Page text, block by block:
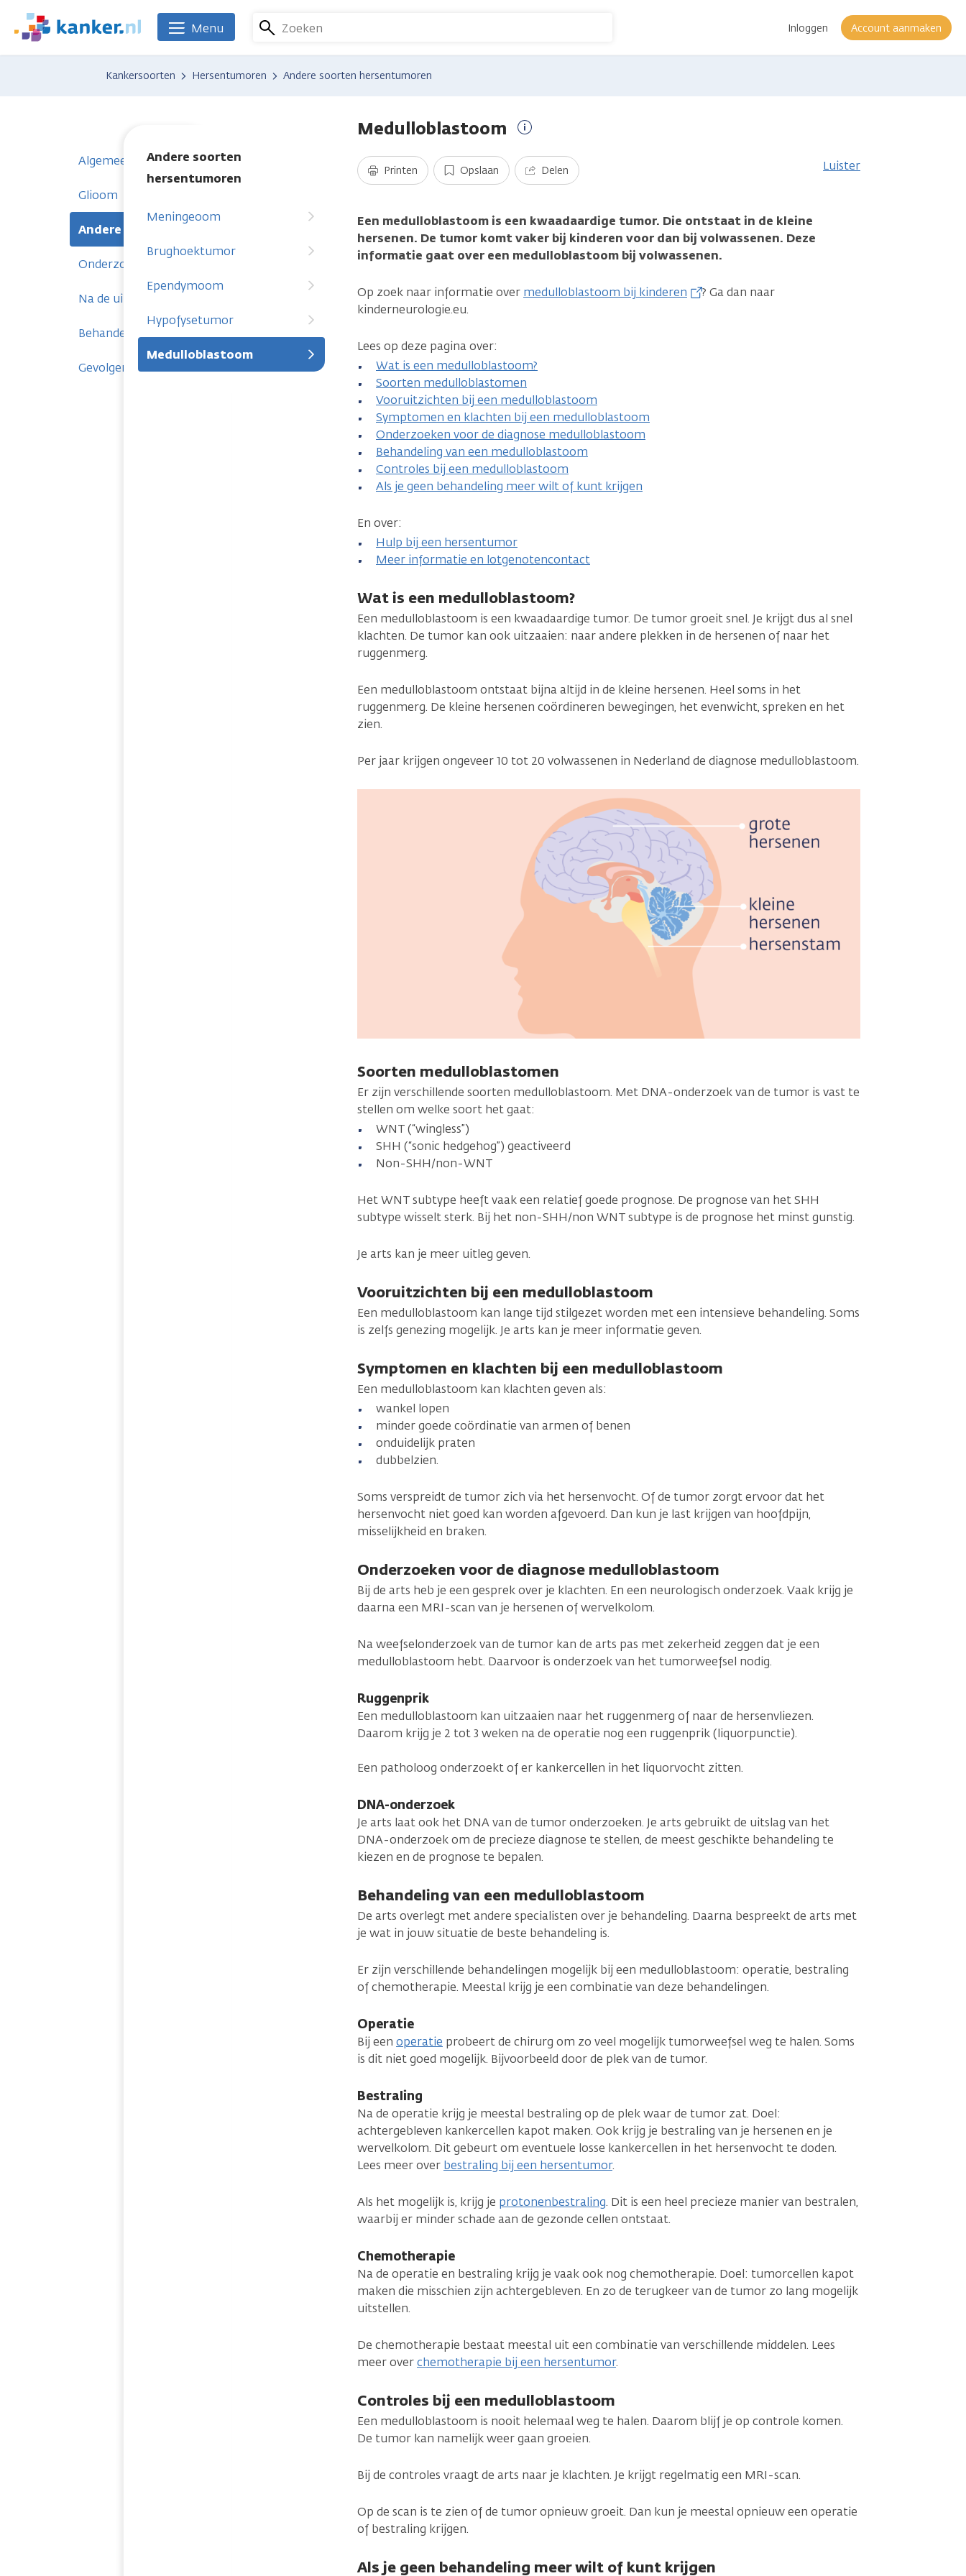
naar
We
zijn
Zoeken Inloggen Account aanmaken
Menu
Kankersoorten Hersentumoren Andere soorten hersentumoren
Algemeen
Glioom
Andere soorten hersentumoren
Andere soorten
hersentumoren
Meningeoom
Brughoektumor
Ependymoom
Hypofysetumor
Medulloblastoom
Onderzoeken
Na de uitslag
Behandelingen
Gevolgen
Medulloblastoom
informatie
Printen Opslaan Delen Luister
Een medulloblastoom is een kwaadaardige tumor. Die ontstaat in de kleine
hersenen. De tumor komt vaker bij kinderen voor dan bij volwassenen. Deze
informatie gaat over een medulloblastoom bij volwassenen.
Op zoek naar informatie over medulloblastoom bij kinderen
? Ga dan naar
kinderneurologie.eu.
Lees op deze pagina over:
Wat is een medulloblastoom?
Soorten medulloblastomen
Vooruitzichten bij een medulloblastoom
Symptomen en klachten bij een medulloblastoom
Onderzoeken voor de diagnose medulloblastoom
Behandeling van een medulloblastoom
Controles bij een medulloblastoom
Als je geen behandeling meer wilt of kunt krijgen
En over:
Hulp bij een hersentumor
Meer informatie en lotgenotencontact
Wat is een medulloblastoom?
Een medulloblastoom is een kwaadaardige tumor. De tumor groeit snel. Je krijgt dus al snel
klachten. De tumor kan ook uitzaaien: naar andere plekken in de hersenen of naar het
ruggenmerg.
Een medulloblastoom ontstaat bijna altijd in de kleine hersenen. Heel soms in het
ruggenmerg. De kleine hersenen coördineren bewegingen, het evenwicht, spreken en het
zien.
Per jaar krijgen ongeveer 10 tot 20 volwassenen in Nederland de diagnose medulloblastoom.
Soorten medulloblastomen
Er zijn verschillende soorten medulloblastoom. Met DNA-onderzoek van de tumor is vast te
stellen om welke soort het gaat:
WNT (“wingless”)
SHH (“sonic hedgehog”) geactiveerd
Non-SHH/non-WNT
Het WNT subtype heeft vaak een relatief goede prognose. De prognose van het SHH
subtype wisselt sterk. Bij het non-SHH/non WNT subtype is de prognose het minst gunstig.
Je arts kan je meer uitleg geven.
Vooruitzichten bij een medulloblastoom
Een medulloblastoom kan lange tijd stilgezet worden met een intensieve behandeling. Soms
is zelfs genezing mogelijk. Je arts kan je meer informatie geven.
Symptomen en klachten bij een medulloblastoom
Een medulloblastoom kan klachten geven als:
wankel lopen
minder goede coördinatie van armen of benen
onduidelijk praten
dubbelzien.
Soms verspreidt de tumor zich via het hersenvocht. Of de tumor zorgt ervoor dat het
hersenvocht niet goed kan worden afgevoerd. Dan kun je last krijgen van hoofdpijn,
misselijkheid en braken.
Onderzoeken voor de diagnose medulloblastoom
Bij de arts heb je een gesprek over je klachten. En een neurologisch onderzoek. Vaak krijg je
daarna een MRI-scan van je hersenen of wervelkolom.
Na weefselonderzoek van de tumor kan de arts pas met zekerheid zeggen dat je een
medulloblastoom hebt. Daarvoor is onderzoek van het tumorweefsel nodig.
Ruggenprik
Een medulloblastoom kan uitzaaien naar het ruggenmerg of naar de hersenvliezen.
Daarom krijg je 2 tot 3 weken na de operatie nog een ruggenprik (liquorpunctie).
Een patholoog onderzoekt of er kankercellen in het liquorvocht zitten.
DNA-onderzoek
Je arts laat ook het DNA van de tumor onderzoeken. Je arts gebruikt de uitslag van het
DNA-onderzoek om de precieze diagnose te stellen, de meest geschikte behandeling te
kiezen en de prognose te bepalen.
Behandeling van een medulloblastoom
De arts overlegt met andere specialisten over je behandeling. Daarna bespreekt de arts met
je wat in jouw situatie de beste behandeling is.
Er zijn verschillende behandelingen mogelijk bij een medulloblastoom: operatie, bestraling
of chemotherapie. Meestal krijg je een combinatie van deze behandelingen.
Operatie
Bij een operatie probeert de chirurg om zo veel mogelijk tumorweefsel weg te halen. Soms
is dit niet goed mogelijk. Bijvoorbeeld door de plek van de tumor.
Bestraling
Na de operatie krijg je meestal bestraling op de plek waar de tumor zat. Doel:
achtergebleven kankercellen kapot maken. Ook krijg je bestraling van je hersenen en je
wervelkolom. Dit gebeurt om eventuele losse kankercellen in het hersenvocht te doden.
Lees meer over bestraling bij een hersentumor.
Als het mogelijk is, krijg je protonenbestraling. Dit is een heel precieze manier van bestralen,
waarbij er minder schade aan de gezonde cellen ontstaat.
Chemotherapie
Na de operatie en bestraling krijg je vaak ook nog chemotherapie. Doel: tumorcellen kapot
maken die misschien zijn achtergebleven. En zo de terugkeer van de tumor zo lang mogelijk
uitstellen.
De chemotherapie bestaat meestal uit een combinatie van verschillende middelen. Lees
meer overchemotherapie bij een hersentumor.
Controles bij een medulloblastoom
Een medulloblastoom is nooit helemaal weg te halen. Daarom blijf je op controle komen.
De tumor kan namelijk weer gaan groeien.
Bij de controles vraagt de arts naar je klachten. Je krijgt regelmatig een MRI-scan.
Op de scan is te zien of de tumor opnieuw groeit. Dan kun je meestal opnieuw een operatie
of bestraling krijgen.
Als je geen behandeling meer wilt of kunt krijgen